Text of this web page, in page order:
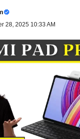
28, 2025 10:33 AM